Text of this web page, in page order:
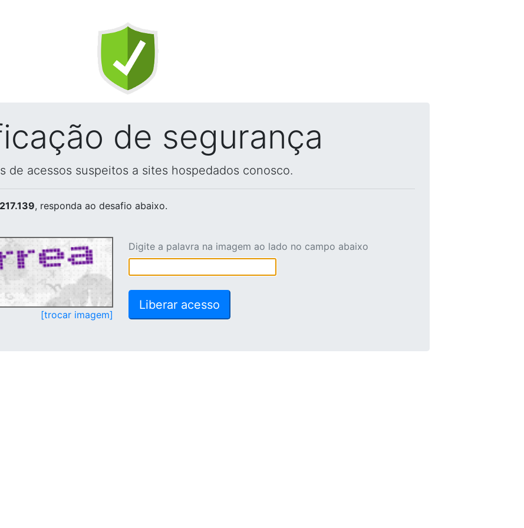
de segurança
de acessos suspeitos a sites hospedados conosco.
, responda ao desafio abaixo.
[trocar imagem]
Digite a palavra na imagem ao lado no campo abaixo